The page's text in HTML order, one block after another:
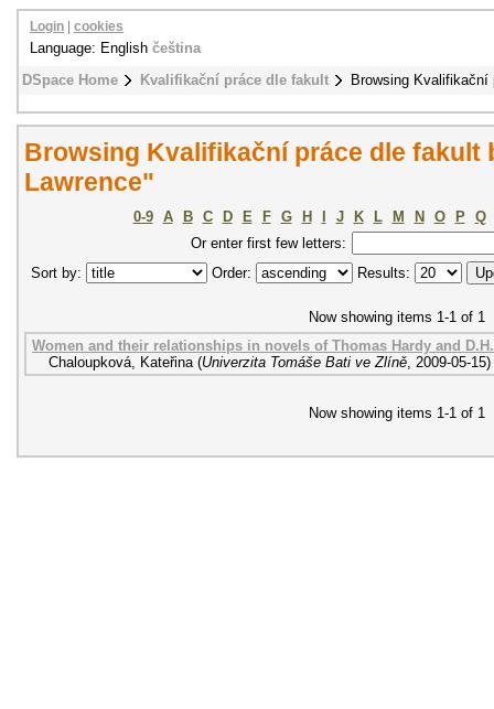
DSpace Home Kvalifikační práce dle fakult Browsing
Login cookies
Language: English čeština
Browsing Kvalifikační práce dle fakult
Lawrence"
0-9 A B C D E F G H J K L M N O P
Q
Or enter first few letters:
Sort by:
Order: Results:
Now showing items 1-1 of 1
Women and their relationships in novels of Thomas Hardy and
Chaloupková, Kateřina (Univerzita Tomáše Bati ve Zlíně, 2009-05-15)
Now showing items 1-1 of 1